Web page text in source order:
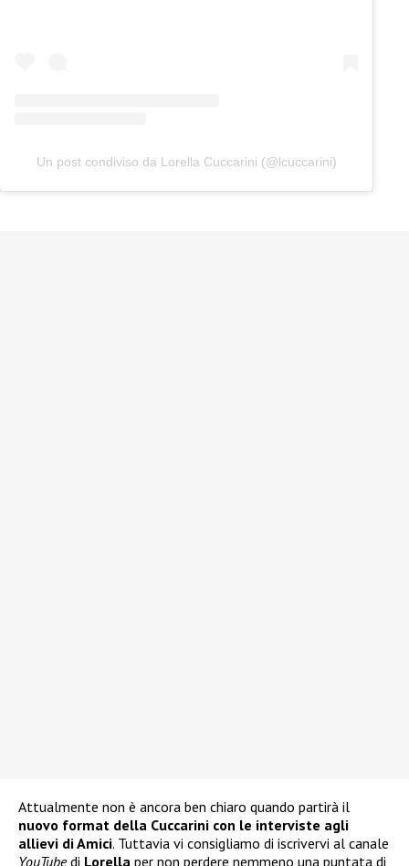
Un post condiviso da Lorella Cuccarini (@lcuccarini)
Attualmente non è ancora ben chiaro quando partirà il
nuovo format della Cuccarini con le interviste agli
allievi di Amici. Tuttavia vi consigliamo di iscrivervi al canale
YouTubedi Lorella per non perdere nemmeno una puntata di